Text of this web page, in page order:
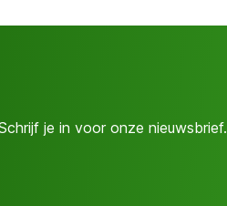
je in voor onze nieuwsbrief.